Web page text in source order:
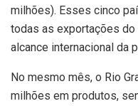
milhões). Esses cinco
todas as exportações do
alcance internacional da
No mesmo mês, o Rio
milhões em produtos,